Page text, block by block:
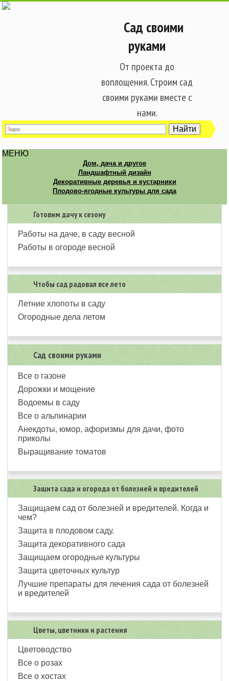
Сад своими
руками
От проекта до
воплощения. Строим сад
своими руками вместе с
нами.
МЕНЮ
Дом, дача и другое
Ландшафтный дизайн
Декоративные деревья и кустарники
Плодово-ягодные культуры для сада
Готовим дачу к сезону
Работы на даче, в саду весной
Работы в огороде весной
Чтобы сад радовал все лето
Летние хлопоты в саду
Огородные дела летом
Сад своими руками
Все о газоне
Дорожки и мощение
Водоемы в саду
Все о альпинарии
Анекдоты, юмор, афоризмы для дачи, фото
приколы
Выращивание томатов
Защита сада и огорода от болезней и вредителей
Защищаем сад от болезней и вредителей. Когда и
чем?
Защита в плодовом саду.
Защита декоративного сада
Защищаем огородные культуры
Защита цветочных культур
Лучшие препараты для лечения сада от болезней
и вредителей
Цветы, цветники и растения
Цветоводство
Все о розах
Все о хостах